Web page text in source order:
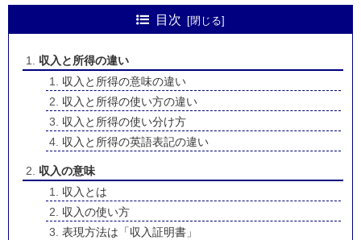
目次
収入と所得の違い
収入と所得の意味の違い
収入と所得の使い方の違い
収入と所得の使い分け方
収入と所得の英語表記の違い
収入の意味
収入とは
収入の使い方
表現方法は「収入証明書」